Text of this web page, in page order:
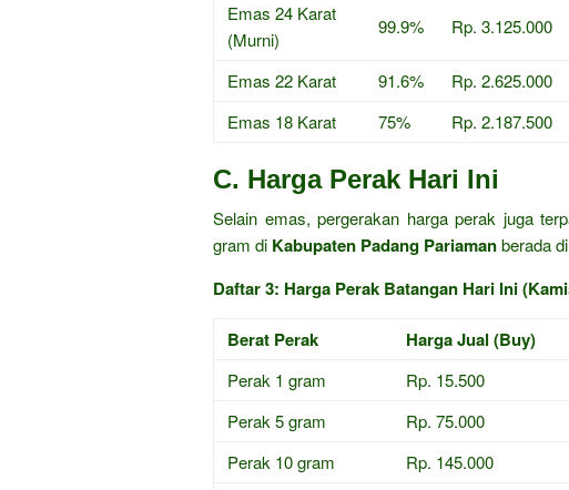
Emas 24 Karat
(Murni)
99.9% Rp. 3.125.000
Emas 22 Karat 91.6% Rp. 2.625.000
Emas 18 Karat
75% Rp. 2.187.500
C. Harga Perak Hari Ini
Selain emas, pergerakan harga perak juga
gram di Kabupaten Padang Pariamanberada
Daftar 3: Harga Perak Batangan Hari Ini
Berat Perak Harga Jual (Buy)
Perak 1 gram Rp. 15.500
Perak 5 gram
Rp. 75.000
Perak 10 gram
Rp. 145.000